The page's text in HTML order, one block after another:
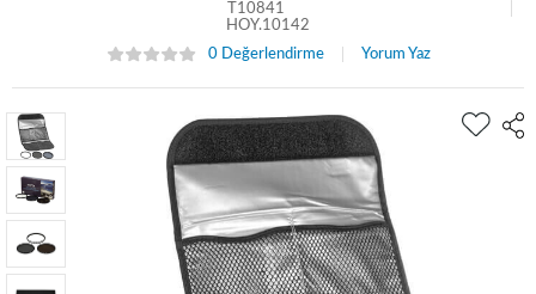
T10841
HOY.10142
0 Değerlendirme
Yorum Yaz